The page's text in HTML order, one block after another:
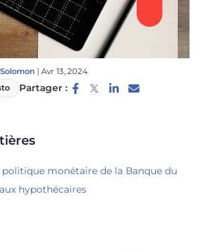
| Avr 13, 2024
Partager :
politique monétaire de la Banque du
hypothécaires